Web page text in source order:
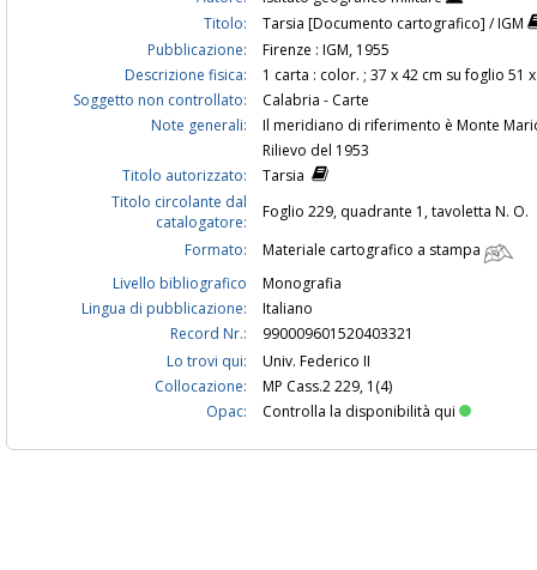
Titolo:
Tarsia [Documento cartografico] / IGM
Pubblicazione:
Firenze : IGM, 1955
Descrizione fisica:
1 carta : color. ; 37 x 42 cm su foglio 51
Soggetto non controllato:
Calabria - Carte
Note generali:
Il meridiano di riferimento è Monte
Rilievo del 1953
Titolo autorizzato:
Tarsia
Titolo circolante dal
catalogatore:
Foglio 229, quadrante 1, tavoletta N. O.
Formato:
Materiale cartografico a stampa
Livello bibliografico
Monografia
Lingua di pubblicazione:
Italiano
Record Nr.:
990009601520403321
Lo trovi qui:
Univ. Federico II
Collocazione:
MP Cass.2 229, 1(4)
Opac:
Controlla la disponibilità qui